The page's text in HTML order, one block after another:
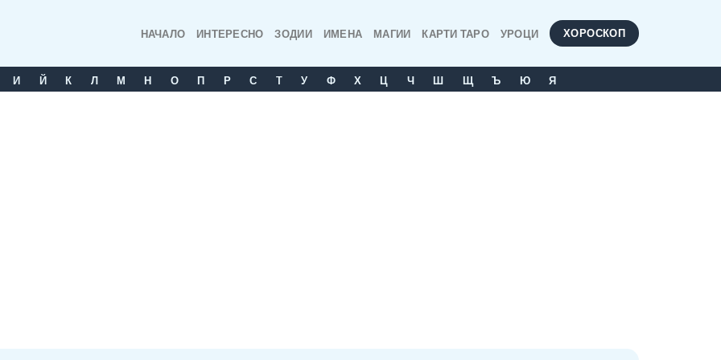
НАЧАЛО ИНТЕРЕСНО ЗОДИИ ИМЕНА МАГИИ КАРТИ ТАРО УРОЦИ ХОРОСКОП
И Й К Л М Н О П Р С T У Ф Х Ц Ч Ш Щ Ъ Ю Я